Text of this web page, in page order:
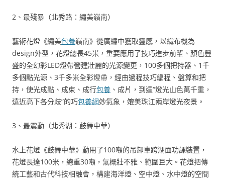
2、最殘暴（北秀路：繡美嶺南）
藝術花燈《繡美包養嶺南》從廣繡中獲取靈感，以織布機為
design外型，花燈總長45米，重要應用了技巧進步前輩、顏色豐
盛的全幻彩LED燈帶營建壯麗的光源變更，100多個把持器、1千
多個點光源、3千多米全彩燈帶，經由過程技巧編程、盤算和把
持，使光成點、成束、成行包養 、成片，到達“燈光山色萬千重，
遠近高下各分歧”的巧包養網妙氣象，媲美珠江兩岸燈光夜景。
3、最震動（北秀湖：鼓舞中華）
水上花燈《鼓舞中華》動用了100噸的吊卸車跨湖面功課裝置，
花燈長達100米，總重30噸，氣概壯不雅、範圍巨大。花燈把傳
統工藝和古代科技相融會，構建海洋燈、空中燈、水中燈的空間